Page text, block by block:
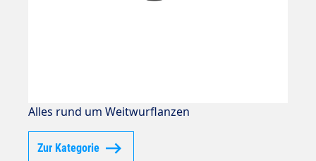
Alles rund um Weitwurflanzen
Zur Kategorie